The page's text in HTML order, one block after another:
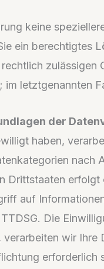
keine
ein berechtigtes
letztgenannten
der
haben,
nach
Drittstaaten
auf
Die
wir Ihre